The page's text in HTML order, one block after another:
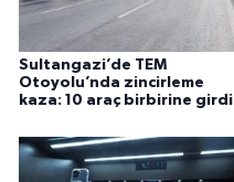
Sultangazi’de TEM
Otoyolu’nda zincirleme
kaza: 10 araç birbirine girdi